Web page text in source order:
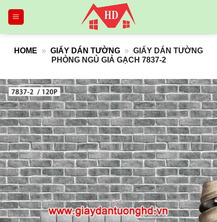
HOME » GIẤY DÁN TƯỜNG » GIẤY DÁN TƯỜNG
PHÒNG NGỦ GIẢ GẠCH 7837-2